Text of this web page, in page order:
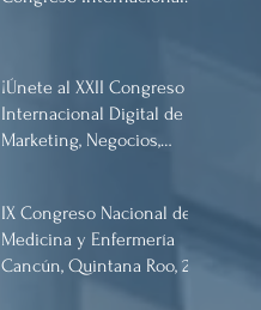
¡Únete al XXII Congreso
Internacional Digital de
Marketing, Negocios,
2025, de forma virtual!
IX Congreso Nacional de
Medicina y Enfermería
Cancún, Quintana Roo, 21